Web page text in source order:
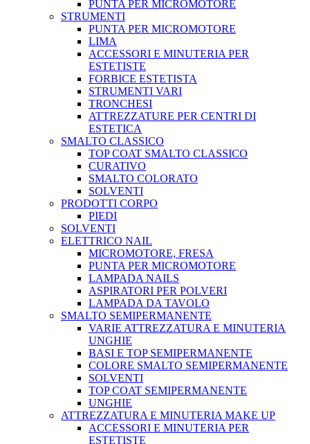
PUNTA PER MICROMOTORE
STRUMENTI
PUNTA PER MICROMOTORE
LIMA
ACCESSORI E MINUTERIA PER
ESTETISTE
FORBICE ESTETISTA
STRUMENTI VARI
TRONCHESI
ATTREZZATURE PER CENTRI DI
ESTETICA
SMALTO CLASSICO
TOP COAT SMALTO CLASSICO
CURATIVO
SMALTO COLORATO
SOLVENTI
PRODOTTI CORPO
PIEDI
SOLVENTI
ELETTRICO NAIL
MICROMOTORE, FRESA
PUNTA PER MICROMOTORE
LAMPADA NAILS
ASPIRATORI PER POLVERI
LAMPADA DA TAVOLO
SMALTO SEMIPERMANENTE
VARIE ATTREZZATURA E MINUTERIA
UNGHIE
BASI E TOP SEMIPERMANENTE
COLORE SMALTO SEMIPERMANENTE
SOLVENTI
TOP COAT SEMIPERMANENTE
UNGHIE
ATTREZZATURA E MINUTERIA MAKE UP
ACCESSORI E MINUTERIA PER
ESTETISTE